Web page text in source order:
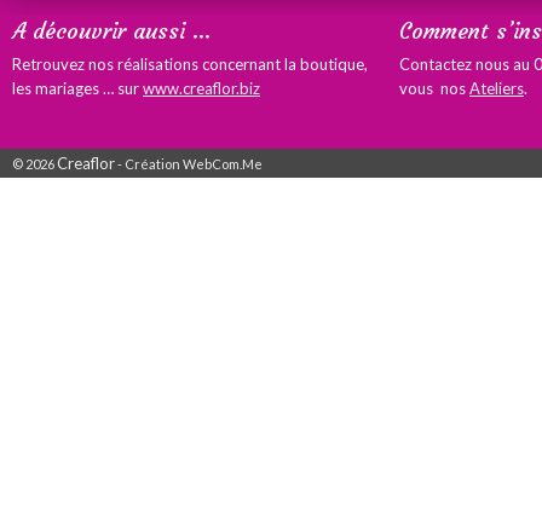
A découvrir aussi …
Retrouvez nos réalisations concernant la boutique,
les mariages … surwww.creaflor.biz
Comment
Contactez nous au
vous nosAteliers.
© 2026Creaflor- Création WebCom.Me